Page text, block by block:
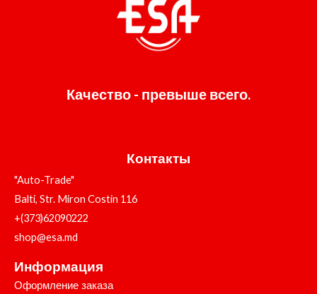
Качество - превыше всего.
Контакты
"Auto-Trade"
Balti, Str. Miron Costin 116
+(373)62090222
shop@esa.md
Информация
Оформление заказа